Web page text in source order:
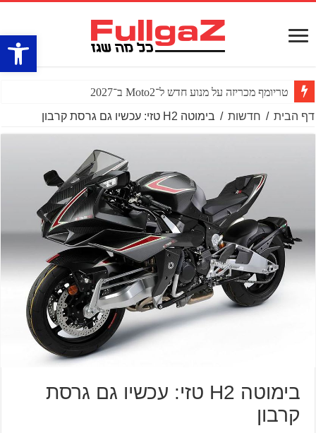
פתח
טריומף מכריזה על מנוע חדש ל־Moto2 ב־2027
דף הבית / חדשות / בימוטה H2 טזי: עכשיו גם גרסת קרבון
בימוטה H2 טזי: עכשיו גם גרסת
קרבון